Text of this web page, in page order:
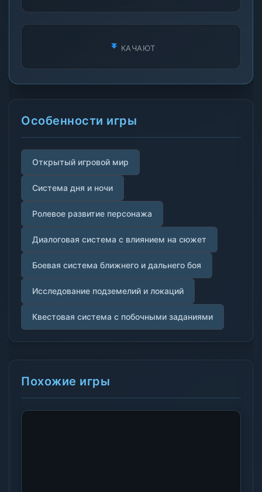
КАЧАЮТ
Особенности игры
Открытый игровой мир
Система дня и ночи
Ролевое развитие персонажа
Диалоговая система с влиянием на сюжет
Боевая система ближнего и дальнего боя
Исследование подземелий и локаций
Квестовая система с побочными заданиями
Похожие игры